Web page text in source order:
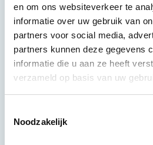
en om ons websiteverkeer te
informatie over uw gebruik van
partners voor social media,
partners kunnen deze gegevens
informatie die u aan ze heeft
verzameld op basis van uw
Noodzakelijk
Gastheren